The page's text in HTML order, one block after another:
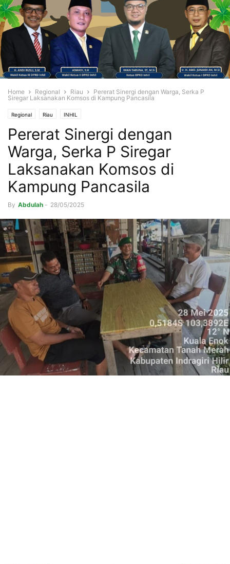
Home Regional Riau
Pererat Sinergi dengan Warga, Serka P
Siregar Laksanakan Komsos di Kampung Pancasila
Regional Riau INHIL
Pererat Sinergi dengan
Warga, Serka P Siregar
Laksanakan Komsos di
Kampung Pancasila
By Abdulah - 28/05/2025